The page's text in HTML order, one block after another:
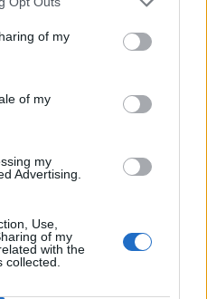
of my
of my
my
Advertising.
Use,
of my
with the
συναυλιακής
οι συναυλίες. Έρχεται κι
να είσαι εκεί. Spoiler: «δεν